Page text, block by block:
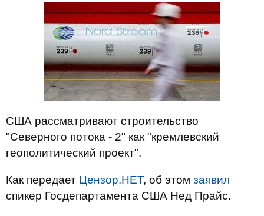
США рассматривают строительство
"Северного потока - 2" как "кремлевский
геополитический проект".
Как передает Цензор.НЕТ, об этом заявил
спикер Госдепартамента США Нед Прайс.